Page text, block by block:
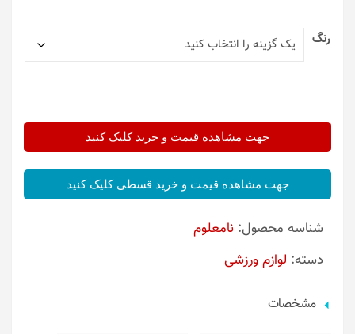
رنگ
جهت مشاهده قیمت و خرید کلیک کنید
جهت مشاهده قیمت و خرید قسطی کلیک کنید
شناسه محصول: نامعلوم
دسته: لوازم ورزشی
مشخصات